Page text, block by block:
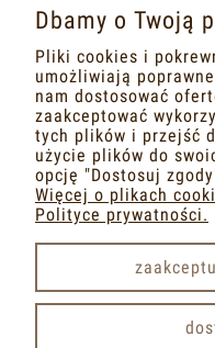
Napisz do
lub na
pokaż
Dbamy o Twoją
Pliki cookies i
umożliwiają
nam dostosować
zaakceptować
tych plików i przejść
użycie plików do
opcję "Dostosuj
Więcej o plikach
Polityce prywatności.